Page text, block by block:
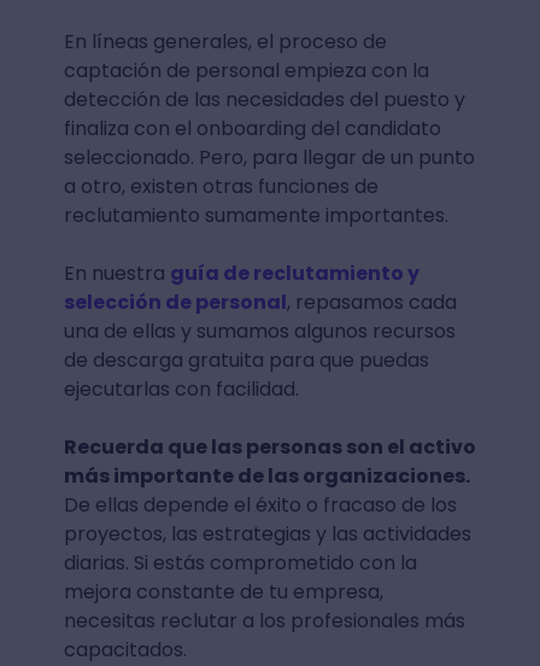
En líneas generales, el proceso de
captación de personal empieza con la
detección de las necesidades del puesto y
finaliza con el onboarding del candidato
seleccionado. Pero, para llegar de un punto
a otro, existen otras funciones de
reclutamiento sumamente importantes.
En nuestra guía de reclutamiento y
selección de personal, repasamos cada
una de ellas y sumamos algunos recursos
de descarga gratuita para que puedas
ejecutarlas con facilidad.
Recuerda que las personas son el activo
más importante de las organizaciones.
De ellas depende el éxito o fracaso de los
proyectos, las estrategias y las actividades
diarias. Si estás comprometido con la
mejora constante de tu empresa,
necesitas reclutar a los profesionales más
capacitados.